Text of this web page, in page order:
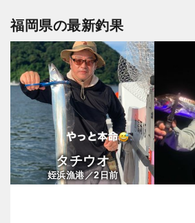
福岡県の最新釣果
タチウオ
姪浜漁港／2日前